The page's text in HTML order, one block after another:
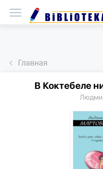
Главная
В Коктебеле